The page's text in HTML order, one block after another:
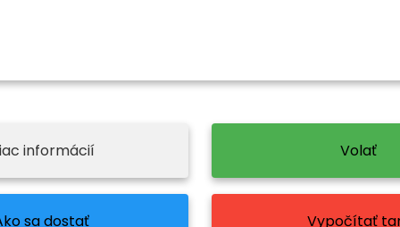
informácií Volať
sa dostať Vypočítať